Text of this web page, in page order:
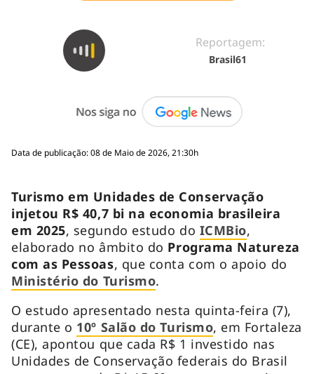
Reportagem:
Brasil61
Data de publicação: 08 de Maio de 2026, 21:30h
Turismo em Unidades de Conservação
injetou R$ 40,7 bi na economia brasileira
em 2025, segundo estudo do ICMBio,
elaborado no âmbito do Programa Natureza
com as Pessoas, que conta com o apoio do
Ministério do Turismo.
O estudo apresentado nesta quinta-feira (7),
durante o 10º Salão do Turismo, em Fortaleza
(CE), apontou que cada R$ 1 investido nas
Unidades de Conservação federais do Brasil